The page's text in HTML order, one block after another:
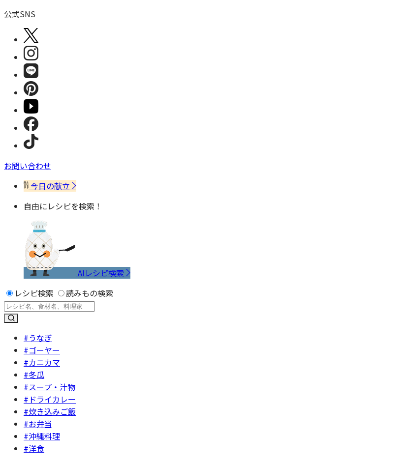
公式SNS
お問い合わせ
今日の献立
自由にレシピを検索！
AIレシピ検索
レシピ検索
読みもの検索
#うなぎ
#ゴーヤー
#カニカマ
#冬瓜
#スープ・汁物
#ドライカレー
#炊き込みご飯
#お弁当
#沖縄料理
#洋食